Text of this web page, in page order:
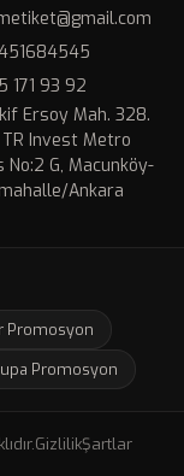
171 93 92
Ersoy Mah. 328.
TR Invest Metro
No:2 G, Macunköy-
Ankara
Promosyon
Promosyon
GizlilikŞartlar